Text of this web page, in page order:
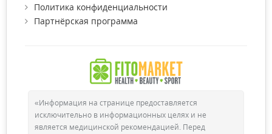
Политика конфиденциальности
Партнёрская программа
«Информация на странице предоставляется
исключительно в информационных целях и не
является медицинской рекомендацией. Перед